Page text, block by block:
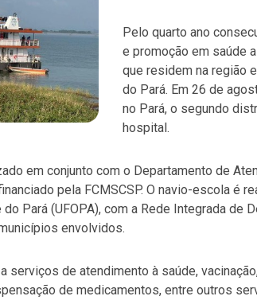
Pelo quarto ano
e promoção em saúde
que residem na região
do Pará. Em 26 de
no Pará, o segundo
hospital.
em conjunto com o Departamento de
pela FCMSCSP. O navio-escola é
Pará (UFOPA), com a Rede Integrada de
envolvidos.
serviços de atendimento à saúde,
de medicamentos, entre outros